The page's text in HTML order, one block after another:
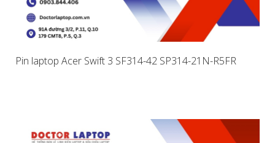
Pin laptop Acer Swift 3 SF314-42 SP314-21N-R5FR